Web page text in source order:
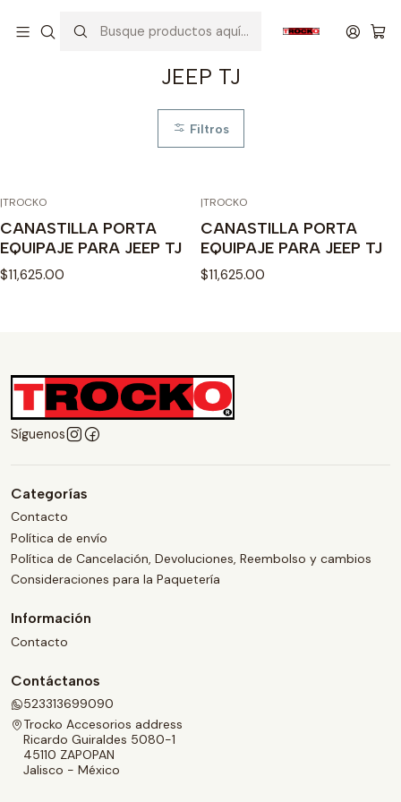
JEEP TJ
Filtros
|TROCKO
CANASTILLA PORTA
EQUIPAJE PARA JEEP TJ
$11,625.00
|TROCKO
CANASTILLA PORTA
EQUIPAJE PARA JEEP TJ
$11,625.00
Síguenos
Categorías
Contacto
Política de envío
Política de Cancelación, Devoluciones, Reembolso y cambios
Consideraciones para la Paquetería
Información
Contacto
Contáctanos
523313699090
Trocko Accesorios address
Ricardo Guiraldes 5080-1
45110 ZAPOPAN
Jalisco - México